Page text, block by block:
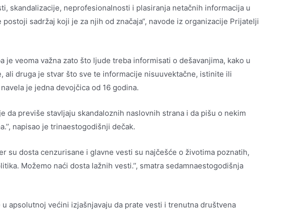
skandalizacije, neprofesionalnosti i plasiranja netačnih informacija u
postoji sadržaj koji je za njih od značaja“, navode iz organizacije Prijatelji
je veoma važna zato što ljude treba informisati o dešavanjima, kako u
ali druga je stvar što sve te informacije nisuuvektačne, istinite ili
je jedna devojčica od 16 godina.
da previše stavljaju skandaloznih naslovnih strana i da pišu o nekim
napisao je trinaestogodišnji dečak.
su dosta cenzurisane i glavne vesti su najčešće o životima poznatih,
Možemo naći dosta lažnih vesti.’’, smatra sedamnaestogodišnja
apsolutnoj većini izjašnjavaju da prate vesti i trenutna društvena